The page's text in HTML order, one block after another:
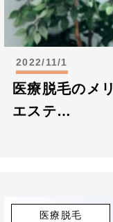
2022/11/1
医療脱毛のメ
エステ…
医療脱毛